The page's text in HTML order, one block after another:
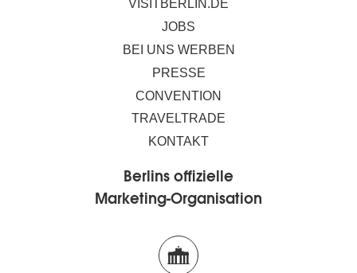
VISITBERLIN.DE
JOBS
BEI UNS WERBEN
PRESSE
CONVENTION
TRAVELTRADE
KONTAKT
Berlins offizielle
Marketing-Organisation